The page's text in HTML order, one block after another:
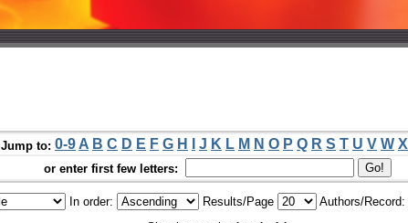
Jump to: 0-9 A B C D E F G H J K L M N O P Q R S T U V W X
or enter first few letters:
In order: Results/Page
Authors/Record: